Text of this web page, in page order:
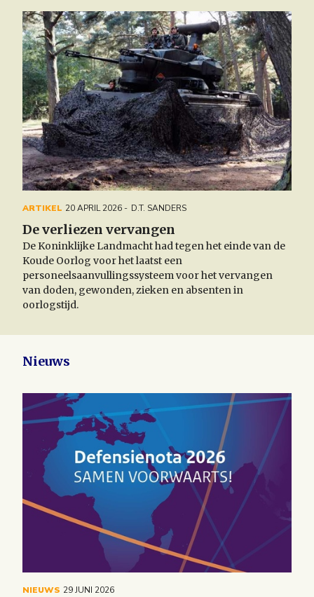
ARTIKEL 20 APRIL 2026 D.T. SANDERS
De verliezen vervangen
De Koninklijke Landmacht had tegen het einde van de
Koude Oorlog voor het laatst een
personeelsaanvullingssysteem voor het vervangen
van doden, gewonden, zieken en absenten in
oorlogstijd.
Nieuws
NIEUWS 29 JUNI 2026